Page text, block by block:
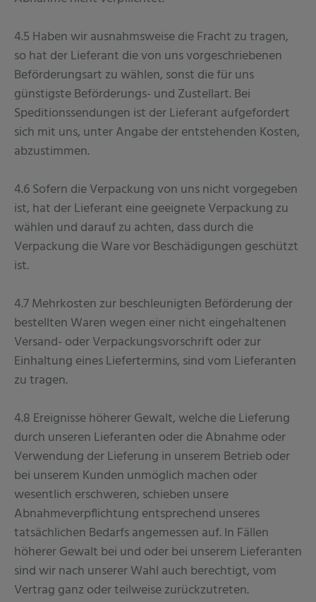
4.5 Haben wir ausnahmsweise die Fracht zu tragen,
so hat der Lieferant die von uns vorgeschriebenen
Beförderungsart zu wählen, sonst die für uns
günstigste Beförderungs- und Zustellart. Bei
Speditionssendungen ist der Lieferant aufgefordert
sich mit uns, unter Angabe der entstehenden Kosten,
abzustimmen.
4.6 Sofern die Verpackung von uns nicht vorgegeben
ist, hat der Lieferant eine geeignete Verpackung zu
wählen und darauf zu achten, dass durch die
Verpackung die Ware vor Beschädigungen geschützt
ist.
4.7 Mehrkosten zur beschleunigten Beförderung der
bestellten Waren wegen einer nicht eingehaltenen
Versand- oder Verpackungsvorschrift oder zur
Einhaltung eines Liefertermins, sind vom Lieferanten
zu tragen.
4.8 Ereignisse höherer Gewalt, welche die Lieferung
durch unseren Lieferanten oder die Abnahme oder
Verwendung der Lieferung in unserem Betrieb oder
bei unserem Kunden unmöglich machen oder
wesentlich erschweren, schieben unsere
Abnahmeverpflichtung entsprechend unseres
tatsächlichen Bedarfs angemessen auf. In Fällen
höherer Gewalt bei und oder bei unserem Lieferanten
sind wir nach unserer Wahl auch berechtigt, vom
Vertrag ganz oder teilweise zurückzutreten.